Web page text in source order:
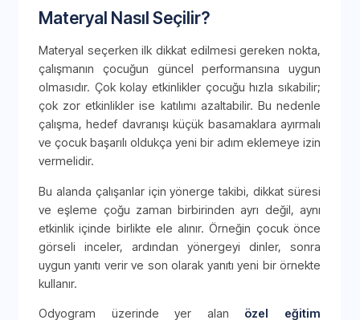
Materyal Nasıl Seçilir?
Materyal seçerken ilk dikkat edilmesi gereken nokta,
çalışmanın çocuğun güncel performansına uygun
olmasıdır. Çok kolay etkinlikler çocuğu hızla sıkabilir;
çok zor etkinlikler ise katılımı azaltabilir. Bu nedenle
çalışma, hedef davranışı küçük basamaklara ayırmalı
ve çocuk başarılı oldukça yeni bir adım eklemeye izin
vermelidir.
Bu alanda çalışanlar için yönerge takibi, dikkat süresi
ve eşleme çoğu zaman birbirinden ayrı değil, aynı
etkinlik içinde birlikte ele alınır. Örneğin çocuk önce
görseli inceler, ardından yönergeyi dinler, sonra
uygun yanıtı verir ve son olarak yanıtı yeni bir örnekte
kullanır.
Odyogram üzerinde yer alan özel eğitim